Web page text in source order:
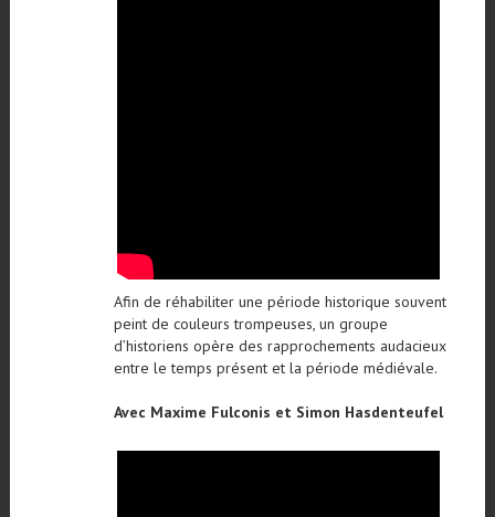
Afin de réhabiliter une période historique souvent
peint de couleurs trompeuses, un groupe
d’historiens opère des rapprochements audacieux
entre le temps présent et la période médiévale.
Avec Maxime Fulconis et Simon Hasdenteufel